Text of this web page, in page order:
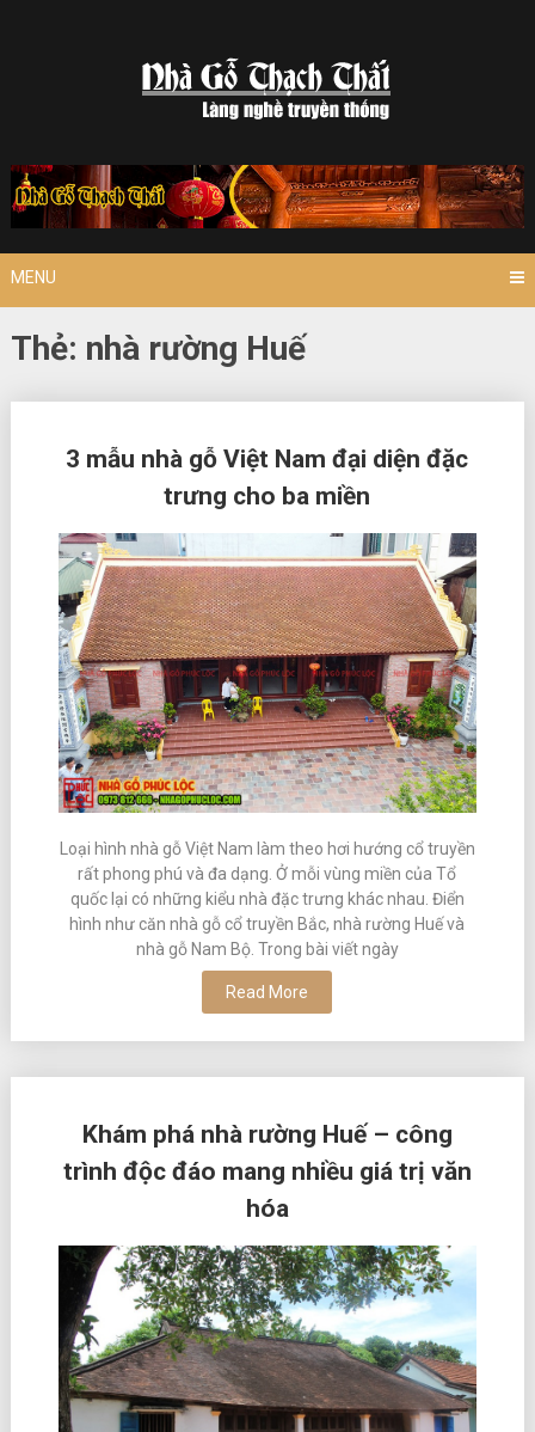
MENU
Thẻ: nhà rường Huế
3 mẫu nhà gỗ Việt Nam đại diện đặc
trưng cho ba miền
Loại hình nhà gỗ Việt Nam làm theo hơi hướng cổ truyền
rất phong phú và đa dạng. Ở mỗi vùng miền của Tổ
quốc lại có những kiểu nhà đặc trưng khác nhau. Điển
hình như căn nhà gỗ cổ truyền Bắc, nhà rường Huế và
nhà gỗ Nam Bộ. Trong bài viết ngày
Read More
Khám phá nhà rường Huế – công
trình độc đáo mang nhiều giá trị văn
hóa
navigation